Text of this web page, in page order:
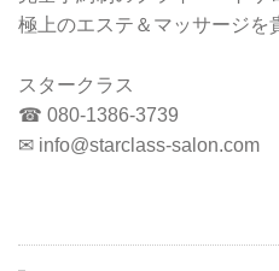
極上のエステ＆マッサージを
スタークラス
☎ 080-1386-3739
✉ info@starclass-salon.com